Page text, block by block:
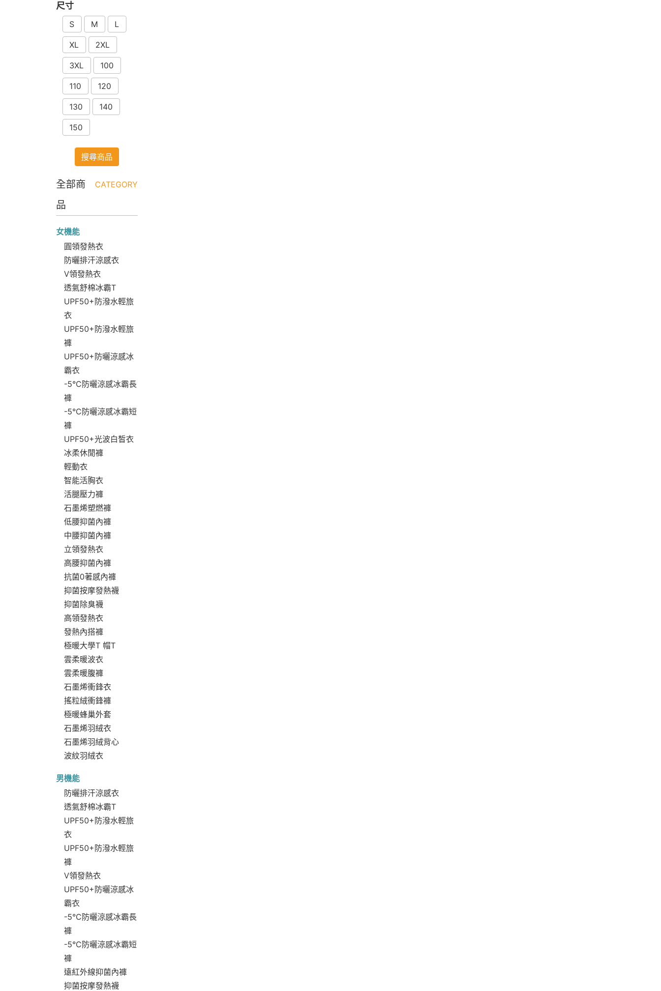
尺寸
S M L
XL 2XL
3XL 100
110 120
130 140
150
搜尋商品
全部商
品
CATEGORY
女機能
圓領發熱衣
防曬排汗涼感衣
V領發熱衣
透氣舒棉冰霸T
UPF50+防潑水輕旅
衣
UPF50+防潑水輕旅
褲
UPF50+防曬涼感冰
霸衣
-5°C防曬涼感冰霸長
褲
-5°C防曬涼感冰霸短
褲
UPF50+光波白皙衣
冰柔休閒褲
輕動衣
智能活胸衣
活腿壓力褲
石墨烯塑燃褲
低腰抑菌內褲
中腰抑菌內褲
立領發熱衣
高腰抑菌內褲
抗菌0著感內褲
抑菌按摩發熱襪
抑菌除臭襪
高領發熱衣
發熱內搭褲
極暖大學T 帽T
雲柔暖波衣
雲柔暖腹褲
石墨烯衝鋒衣
搖粒絨衝鋒褲
極暖蜂巢外套
石墨烯羽絨衣
石墨烯羽絨背心
波紋羽絨衣
男機能
防曬排汗涼感衣
透氣舒棉冰霸T
UPF50+防潑水輕旅
衣
UPF50+防潑水輕旅
褲
V領發熱衣
UPF50+防曬涼感冰
霸衣
-5°C防曬涼感冰霸長
褲
-5°C防曬涼感冰霸短
褲
遠紅外線抑菌內褲
抑菌按摩發熱襪